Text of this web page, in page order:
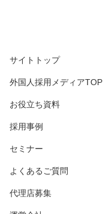
サイトトップ
外国人採用メディアTOP
お役立ち資料
採用事例
セミナー
よくあるご質問
代理店募集